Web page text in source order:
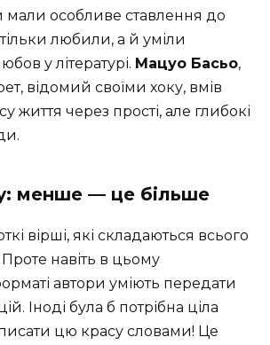
мали особливе ставлення до
любили, а й уміли
у літературі. Мацуо Басьо,
відомий своїми хоку, вмів
життя через прості, але глибокі
менше — це більше
вірші, які складаються всього
Проте навіть в цьому
автори уміють передати
Іноді була б потрібна ціла
цю красу словами! Це